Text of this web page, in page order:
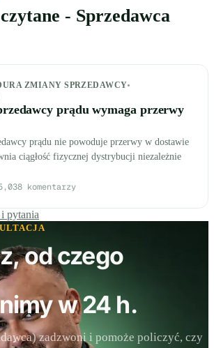
- Sprzedawca
ZMIANY SPRZEDAWCY
prądu wymaga przerwy
prądu nie powoduje przerwy w dostawie
ciągłość fizycznej dystrybucji niezależnie
38 komentarzy
pytania
od czego
w 24 h.
zadzwoni i pomoże policzyć, czy